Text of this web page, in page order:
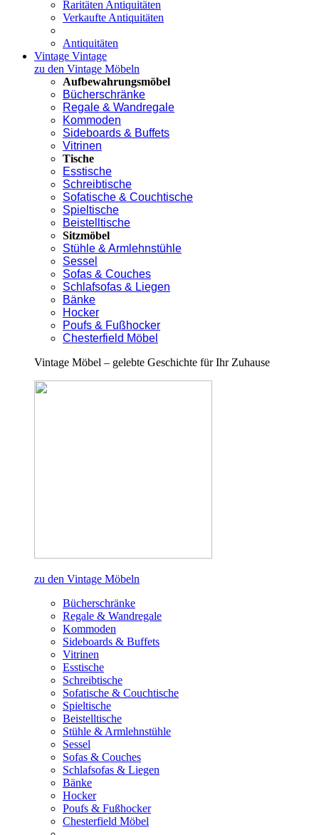
Raritäten Antiquitäten
Verkaufte Antiquitäten
Antiquitäten
Vintage Vintage
zu den Vintage Möbeln
Aufbewahrungsmöbel
Bücherschränke
Regale & Wandregale
Kommoden
Sideboards & Buffets
Vitrinen
Tische
Esstische
Schreibtische
Sofatische & Couchtische
Spieltische
Beistelltische
Sitzmöbel
Stühle & Armlehnstühle
Sessel
Sofas & Couches
Schlafsofas & Liegen
Bänke
Hocker
Poufs & Fußhocker
Chesterfield Möbel
Vintage Möbel – gelebte Geschichte für Ihr Zuhause
zu den Vintage Möbeln
Bücherschränke
Regale & Wandregale
Kommoden
Sideboards & Buffets
Vitrinen
Esstische
Schreibtische
Sofatische & Couchtische
Spieltische
Beistelltische
Stühle & Armlehnstühle
Sessel
Sofas & Couches
Schlafsofas & Liegen
Bänke
Hocker
Poufs & Fußhocker
Chesterfield Möbel